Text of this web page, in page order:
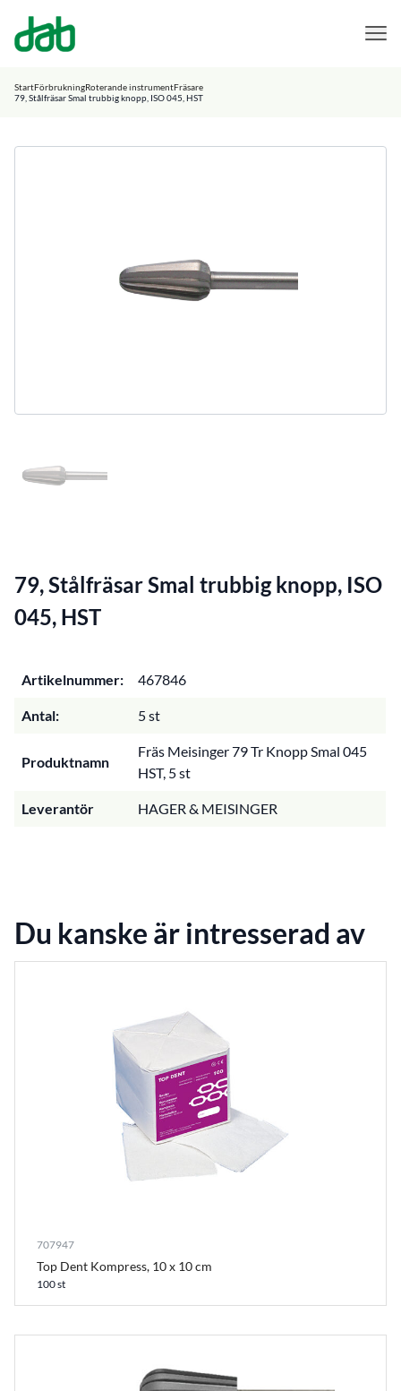
DAB Dental
StartFörbrukningRoterande instrumentFräsare
79, Stålfräsar Smal trubbig knopp, ISO 045, HST
79, Stålfräsar Smal trubbig knopp, ISO
045, HST
Artikelnummer: 467846
Antal: 5 st
Produktnamn
Fräs Meisinger 79 Tr Knopp Smal 045
HST, 5 st
Leverantör HAGER & MEISINGER
Du kanske är intresserad av
707947
Top Dent Kompress, 10 x 10 cm
100 st